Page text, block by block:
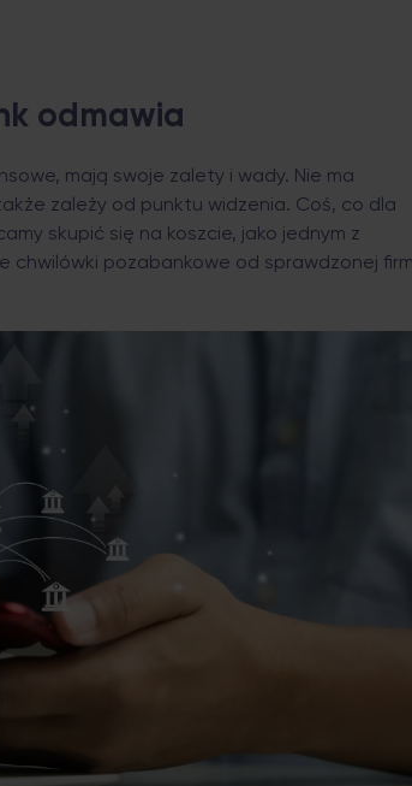
odmawia
mają swoje zalety i wady. Nie ma
zależy od punktu widzenia. Coś, co dla
skupić się na koszcie, jako jednym z
chwilówki pozabankowe od sprawdzonej